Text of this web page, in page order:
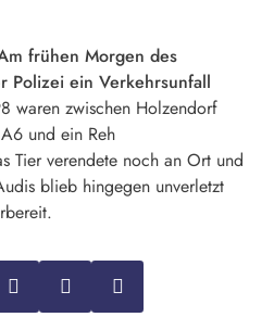
frühen Morgen des
Polizei ein Verkehrsunfall
waren zwischen Holzendorf
und ein Reh
Tier verendete noch an Ort und
blieb hingegen unverletzt